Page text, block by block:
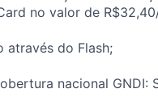
no valor de
através do Flash;
nacional